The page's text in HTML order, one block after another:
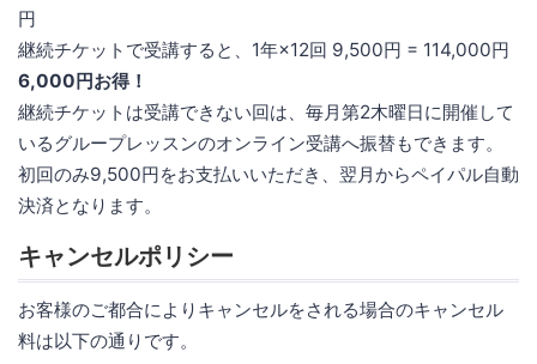
円
継続チケットで受講すると、1年×12回 9,500円 = 114,000円
6,000円お得！
継続チケットは受講できない回は、毎月第2木曜日に開催して
いるグループレッスンのオンライン受講へ振替もできます。
初回のみ9,500円をお支払いいただき、翌月からペイパル自動
決済となります。
キャンセルポリシー
お客様のご都合によりキャンセルをされる場合のキャンセル
料は以下の通りです。